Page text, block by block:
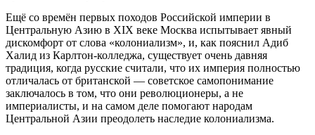
Ещё со времён первых походов Российской империи в
Центральную Азию в XIX веке Москва испытывает явный
дискомфорт от слова «колониализм», и, как пояснил Адиб
Халид из Карлтон-колледжа, существует очень давняя
традиция, когда русские считали, что их империя полностью
отличалась от британской — советское самопонимание
заключалось в том, что они революционеры, а не
империалисты, и на самом деле помогают народам
Центральной Азии преодолеть наследие колониализма.